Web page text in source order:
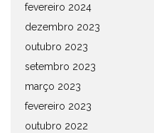
fevereiro 2024
dezembro 2023
outubro 2023
setembro 2023
março 2023
fevereiro 2023
outubro 2022